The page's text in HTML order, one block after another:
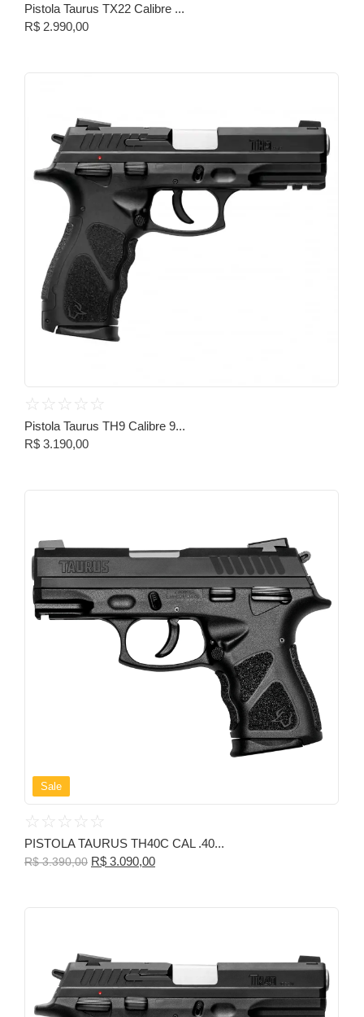
Pistola Taurus TX22 Calibre ...
R$ 2.990,00
☆ ☆ ☆ ☆ ☆
Pistola Taurus TH9 Calibre 9...
R$ 3.190,00
Sale
☆ ☆ ☆ ☆ ☆
PISTOLA TAURUS TH40C CAL .40...
R$3.390,00 R$ 3.090,00